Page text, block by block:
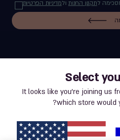
Select
It looks like you’re joining us
which store would
לתקנון החנותולמדיניות הפרטיות